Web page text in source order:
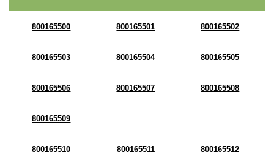
800165500 800165501 800165502
800165503 800165504 800165505
800165506 800165507 800165508
800165509
800165510 800165511 800165512